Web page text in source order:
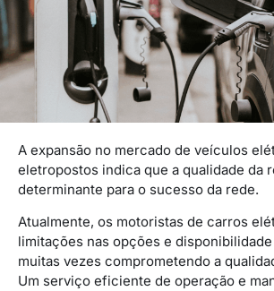
A expansão no mercado de veículos
eletropostos indica que a qualidade da
determinante para o sucesso da rede.
Atualmente, os motoristas de carros
limitações nas opções e
muitas vezes comprometendo a
Um serviço eficiente de operação e